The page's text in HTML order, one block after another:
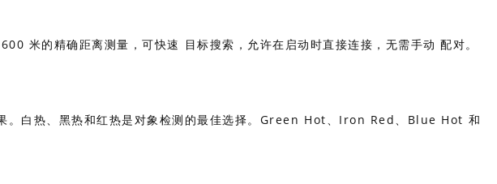
米的精确距离测量，可快速 目标搜索，允许在启动时直接连接，无需手动 配对。
。白热、黑热和红热是对象检测的最佳选择。Green Hot、Iron Red、Blue Hot 和